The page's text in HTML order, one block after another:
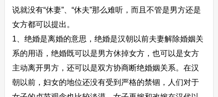
说就没有“休妻”、“休夫”那么难听，而且不管是男方还是
女方都可以提出。
1、绝婚是离婚的意思，绝婚是汉朝以前夫妻解除婚姻关
系的用语，绝婚既可以是男方休掉女方，也可以是女方
主动离开男方，还可以是双方协商断绝婚姻关系。在汉
朝以前，妇女的地位还没有受到严格的禁锢，人们对于